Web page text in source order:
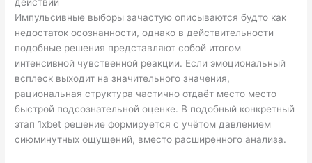
Импульсивные выборы зачастую описываются будто как
недостаток осознанности, однако в действительности
подобные решения представляют собой итогом
интенсивной чувственной реакции. Если эмоциональный
всплеск выходит на значительного значения,
рациональная структура частично отдаёт место место
быстрой подсознательной оценке. В подобный конкретный
этап 1xbet решение формируется с учётом давлением
сиюминутных ощущений, вместо расширенного анализа.